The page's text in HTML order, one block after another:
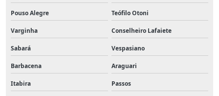
Pouso Alegre Teófilo Otoni
Varginha Conselheiro Lafaiete
Sabará Vespasiano
Barbacena Araguari
Itabira Passos